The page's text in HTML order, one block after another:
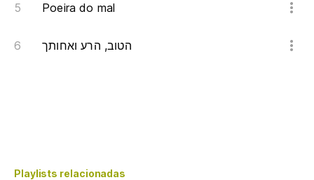
Poeira do mal
הטוב, הרע ואחותך
Playlists relacionadas